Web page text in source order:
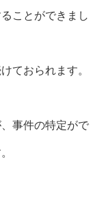
ことができまし
ておられます。
事件の特定がで